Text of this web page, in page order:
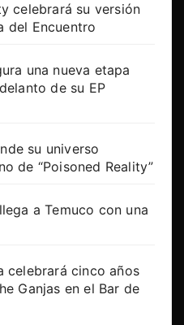
celebrará su versión
del Encuentro
una nueva etapa
de su EP
su universo
de “Poisoned Reality”
a Temuco con una
celebrará cinco años
Ganjas en el Bar de